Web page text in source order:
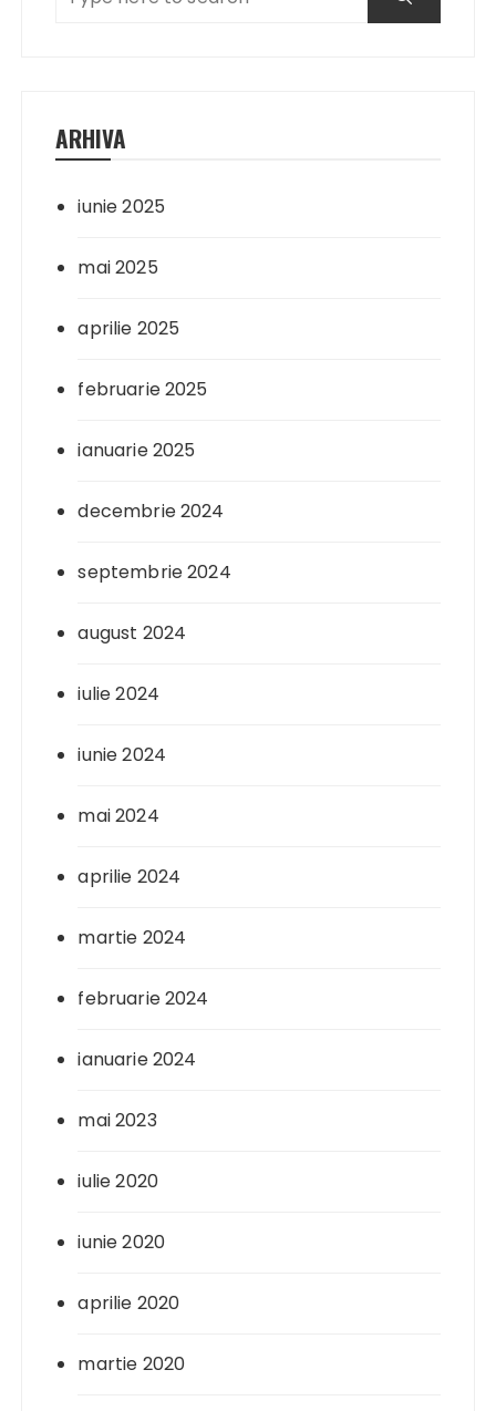
ARHIVA
iunie 2025
mai 2025
aprilie 2025
februarie 2025
ianuarie 2025
decembrie 2024
septembrie 2024
august 2024
iulie 2024
iunie 2024
mai 2024
aprilie 2024
martie 2024
februarie 2024
ianuarie 2024
mai 2023
iulie 2020
iunie 2020
aprilie 2020
martie 2020